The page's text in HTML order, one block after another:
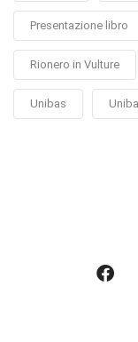
Presentazione libro
Rionero in Vulture
Unibas